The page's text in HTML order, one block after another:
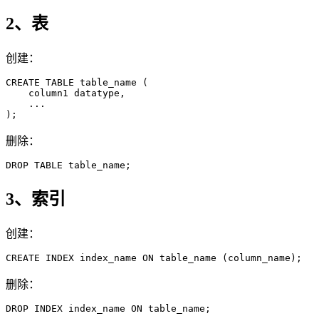
2、表
创建：
CREATE TABLE table_name (
    column1 datatype,
    ...
);
删除：
DROP TABLE table_name;
3、索引
创建：
CREATE INDEX index_name ON table_name (column_name);
删除：
DROP INDEX index_name ON table_name;